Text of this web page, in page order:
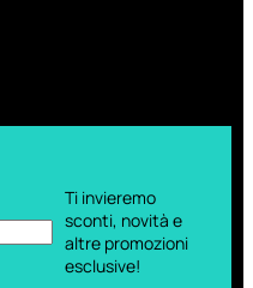
Ti invieremo
sconti, novità e
altre promozioni
esclusive!